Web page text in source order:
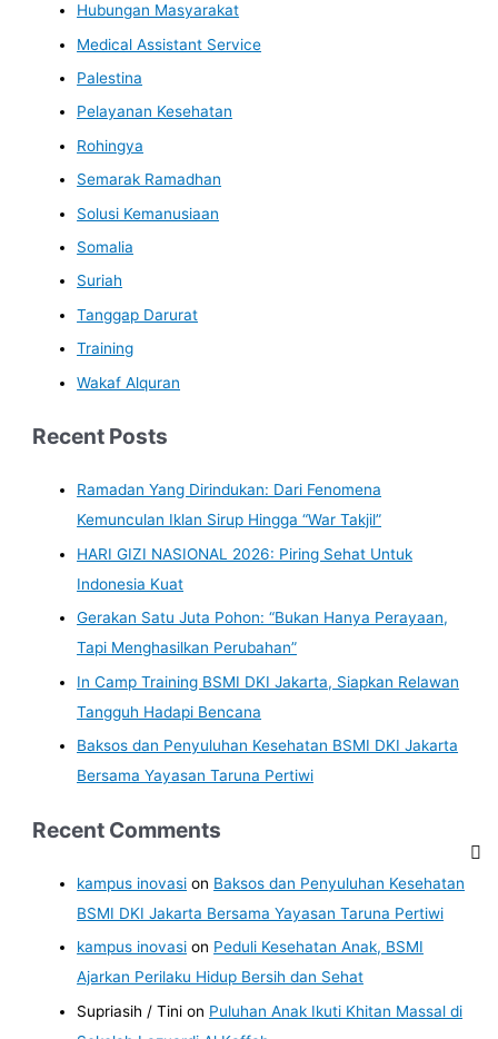
Hubungan Masyarakat
Medical Assistant Service
Palestina
Pelayanan Kesehatan
Rohingya
Semarak Ramadhan
Solusi Kemanusiaan
Somalia
Suriah
Tanggap Darurat
Training
Wakaf Alquran
Recent Posts
Ramadan Yang Dirindukan: Dari Fenomena
Kemunculan Iklan Sirup Hingga “War Takjil”
HARI GIZI NASIONAL 2026: Piring Sehat Untuk
Indonesia Kuat
Gerakan Satu Juta Pohon: “Bukan Hanya Perayaan,
Tapi Menghasilkan Perubahan”
In Camp Training BSMI DKI Jakarta, Siapkan Relawan
Tangguh Hadapi Bencana
Baksos dan Penyuluhan Kesehatan BSMI DKI Jakarta
Bersama Yayasan Taruna Pertiwi
Recent Comments
kampus inovasi on Baksos dan Penyuluhan Kesehatan
BSMI DKI Jakarta Bersama Yayasan Taruna Pertiwi
kampus inovasi on Peduli Kesehatan Anak, BSMI
Ajarkan Perilaku Hidup Bersih dan Sehat
Supriasih / Tini on Puluhan Anak Ikuti Khitan Massal di